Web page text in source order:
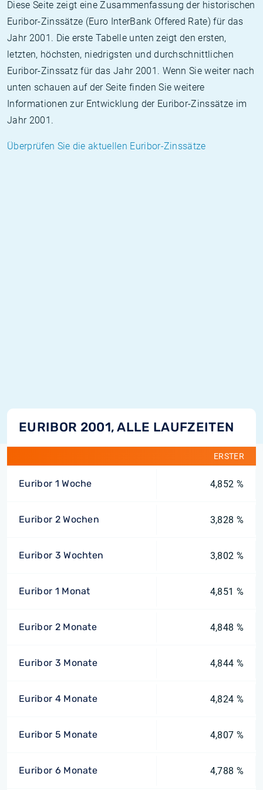
Diese Seite zeigt eine Zusammenfassung der historischen
Euribor-Zinssätze (Euro InterBank Offered Rate) für das
Jahr 2001. Die erste Tabelle unten zeigt den ersten,
letzten, höchsten, niedrigsten und durchschnittlichen
Euribor-Zinssatz für das Jahr 2001. Wenn Sie weiter nach
unten schauen auf der Seite finden Sie weitere
Informationen zur Entwicklung der Euribor-Zinssätze im
Jahr 2001.
Überprüfen Sie die aktuellen Euribor-Zinssätze
EURIBOR 2001, ALLE LAUFZEITEN
ERSTER
Euribor 1 Woche 4,852 %
Euribor 2 Wochen 3,828 %
Euribor 3 Wochten 3,802 %
Euribor 1 Monat 4,851 %
Euribor 2 Monate 4,848 %
Euribor 3 Monate 4,844 %
Euribor 4 Monate 4,824 %
Euribor 5 Monate 4,807 %
Euribor 6 Monate 4,788 %